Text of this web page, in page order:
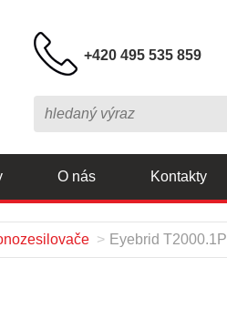
+420 495 535 859
O nás Kontakty
Eyebrid T2000.1P